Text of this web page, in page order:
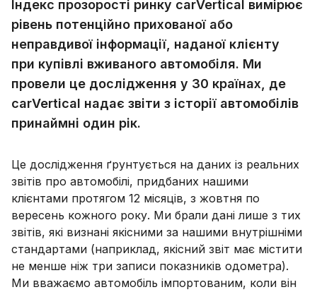
Індекс прозорості ринку carVertical вимірює
рівень потенційно прихованої або
неправдивої інформації, наданої клієнту
при купівлі вживаного автомобіля. Ми
провели це дослідження у 30 країнах, де
carVertical надає звіти з історії автомобілів
принаймні один рік.
Це дослідження ґрунтується на даних із реальних
звітів про автомобілі, придбаних нашими
клієнтами протягом 12 місяців, з жовтня по
вересень кожного року. Ми брали дані лише з тих
звітів, які визнані якісними за нашими внутрішніми
стандартами (наприклад, якісний звіт має містити
не менше ніж три записи показників одометра).
Ми вважаємо автомобіль імпортованим, коли він